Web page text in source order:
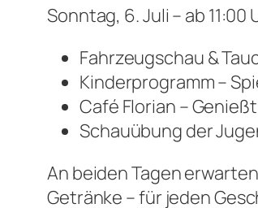
Sonntag, 6. Juli – ab 11:00
Fahrzeugschau &
Kinderprogramm –
Café Florian –
Schauübung der
An beiden Tagen
Getränke – für jeden